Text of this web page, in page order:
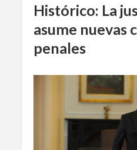
Histórico: La
asume nuevas
penales